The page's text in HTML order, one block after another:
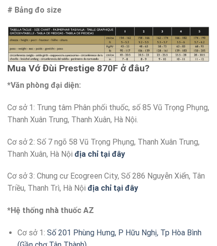
# Bảng đo size
Mua Vớ Đùi Prestige 870F ở đâu?
*Văn phòng đại diện:
Cơ sở 1: Trung tâm Phân phối thuốc, số 85 Vũ Trọng Phụng,
Thanh Xuân Trung, Thanh Xuân, Hà Nội.
Cơ sở 2: Số 7 ngõ 58 Vũ Trọng Phụng, Thanh Xuân Trung,
Thanh Xuân, Hà Nội địa chỉ tại đây
Cơ sở 3: Chung cư Ecogreen City, Số 286 Nguyễn Xiển, Tân
Triều, Thanh Trì, Hà Nội địa chỉ tại đây
*Hệ thống nhà thuốc AZ
Cơ sở 1: Số 201 Phùng Hưng, P Hữu Nghị, Tp Hòa Bình